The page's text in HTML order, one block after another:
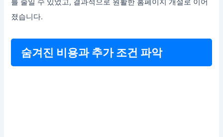
를 줄일 수 있었고, 결과적으로 원활한 홈페이지 개설로 이어
졌습니다.
숨겨진 비용과 추가 조건 파악